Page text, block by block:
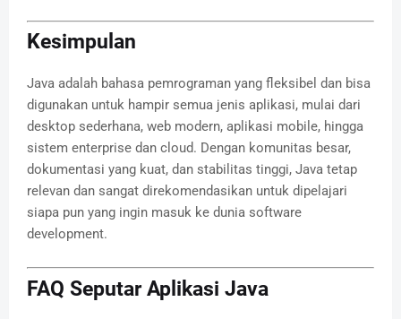
Kesimpulan
Java adalah bahasa pemrograman yang fleksibel dan bisa
digunakan untuk hampir semua jenis aplikasi, mulai dari
desktop sederhana, web modern, aplikasi mobile, hingga
sistem enterprise dan cloud. Dengan komunitas besar,
dokumentasi yang kuat, dan stabilitas tinggi, Java tetap
relevan dan sangat direkomendasikan untuk dipelajari
siapa pun yang ingin masuk ke dunia software
development.
FAQ Seputar Aplikasi Java